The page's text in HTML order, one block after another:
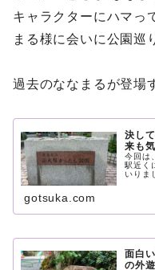
キャラクターにハマっ
まる様に会いに公園巡
過去のななまるが登場
決し
来も
今回は
駅近く
いりま
には
一昔
gotsuka.com
面白
の外